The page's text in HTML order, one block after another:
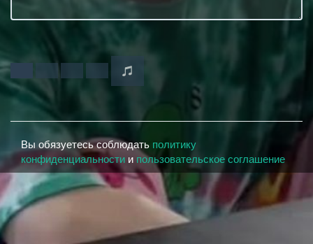
Вы обязуетесь соблюдать политику
конфиденциальности и пользовательское соглашение